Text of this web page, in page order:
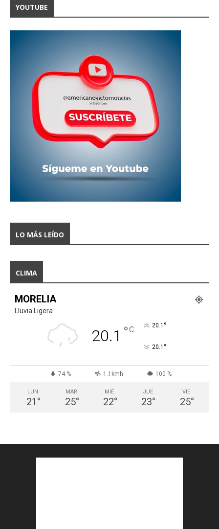
YOUTUBE
LO MÁS LEÍDO
CLIMA
MORELIA
Lluvia Ligera
20.1 °C 20.1 °
20.1 °
74 % 1.1kmh 100 %
LUN
21 °
MAR
25°
MIÉ
22°
JUE
23°
VIE
25°